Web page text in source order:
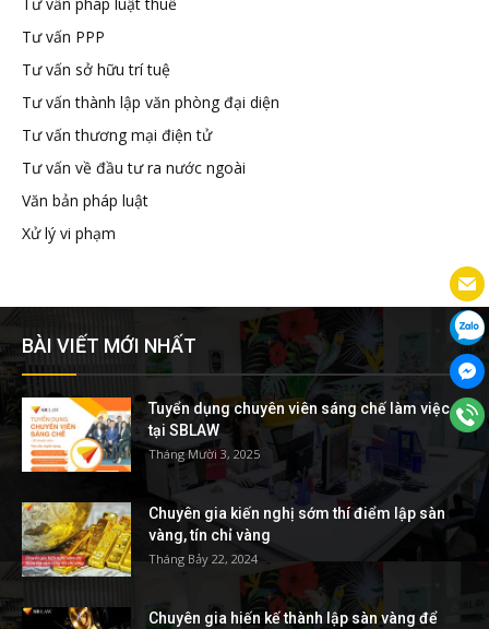
Tư vấn PPP
Tư vấn sở hữu trí tuệ
Tư vấn thành lập văn phòng đại diện
Tư vấn thương mại điện tử
Tư vấn về đầu tư ra nước ngoài
Văn bản pháp luật
Xử lý vi phạm
BÀI VIẾT MỚI NHẤT
Tuyển dụng chuyên viên sáng chế làm việc
tại SBLAW
Tháng Mười 3, 2025
Chuyên gia kiến nghị sớm thí điểm lập sàn
vàng, tín chỉ vàng
Tháng Bảy 22, 2024
Chuyên gia hiến kế thành lập sàn vàng để